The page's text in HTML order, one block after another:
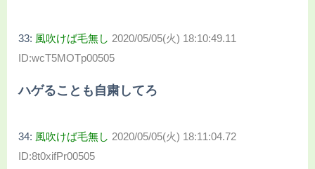
33: 風吹けば毛無し 2020/05/05(火) 18:10:49.11
ID:wcT5MOTp00505
ハゲることも自粛してろ
34: 風吹けば毛無し 2020/05/05(火) 18:11:04.72
ID:8t0xifPr00505